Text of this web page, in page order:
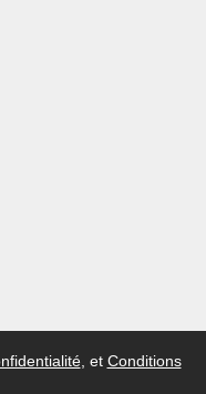
, et Conditions